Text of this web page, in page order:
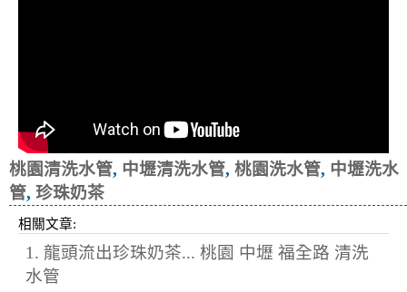
桃園清洗水管, 中壢清洗水管, 桃園洗水管, 中壢洗水
管, 珍珠奶茶
相關文章:
1. 龍頭流出珍珠奶茶... 桃園 中壢 福全路 清洗
水管